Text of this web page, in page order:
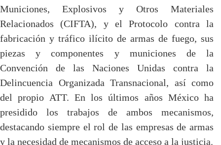
Municiones, Explosivos y Otros Materiales
Relacionados (CIFTA), y el Protocolo contra la
fabricación y tráfico ilícito de armas de fuego, sus
piezas y componentes y municiones de la
Convención de las Naciones Unidas contra la
Delincuencia Organizada Transnacional, así como
del propio ATT. En los últimos años México ha
presidido los trabajos de ambos mecanismos,
destacando siempre el rol de las empresas de armas
y la necesidad de mecanismos de acceso a la justicia.